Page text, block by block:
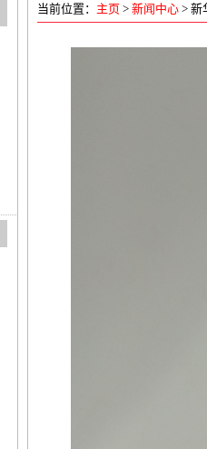
当前位置： 主页 > 新闻中心 > 新